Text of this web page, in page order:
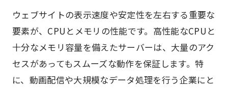
ウェブサイトの表示速度や安定性を左右する重要な
要素が、CPUとメモリの性能です。高性能なCPUと
十分なメモリ容量を備えたサーバーは、大量のアク
セスがあってもスムーズな動作を保証します。特
に、動画配信や大規模なデータ処理を行う企業にと